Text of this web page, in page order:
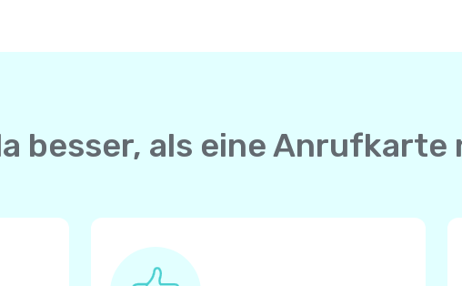
besser, als eine Anrufkarte